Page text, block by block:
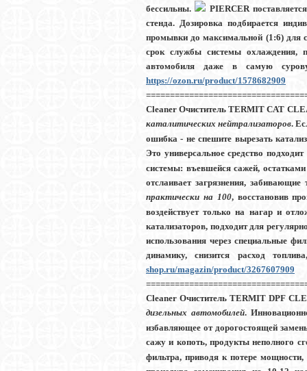
бессильны.
PIERCER
стенда. Дозировка подбирается
промывкидо максимальной (1:6)для
срок службы системы охлаждения,
автомобиля даже в самую
https://ozon.ru/product/1578682909
CleanerОчиститель TERMIT CAT
каталитических нейтрализаторов.
ошибка - не спешите вырезать
Это универсальное средство
системы: въевшейся сажей,
отслаивает загрязнения,
практически на 100, восстановив
воздействует только на нагар и
катализаторов, подходит для
использования через специальные
динамику, снизится расход
shop.ru/magazin/product/3267607909
CleanerОчиститель TERMIT DPF
дизельных автомобилей.
избавляющее от дорогостоящей
сажу и копоть, продукты неполного
фильтра, приводя к потере